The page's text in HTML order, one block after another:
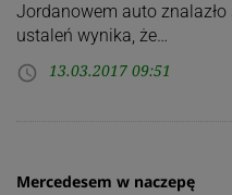
Jordanowem auto
ustaleń wynika, że…
access_time 13.03.2017 09:51
Mercedesem w naczepę